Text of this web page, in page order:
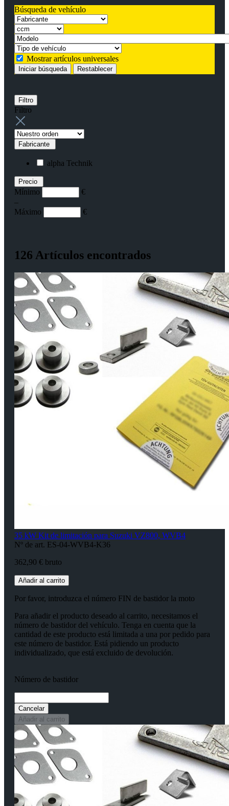
Búsqueda de vehículo
Mostrar artículos universales
Iniciar búsqueda Restablecer
Filtro
Filtro
Fabricante
alpha Technik
Precio
Mínimo
€
–
Máximo
€
126 Artículos encontrados
35 kW Kit de limitación para Suzuki VZ800, WVB4
Nº de art. ES-04-WVB4-K36
362,90 € bruto
Añadir al carrito
Por favor, introduzca el número FIN de bastidor la moto
Para añadir el producto deseado al carrito, necesitamos el
número de bastidor del vehículo. Tenga en cuenta que la
cantidad de este producto está limitada a una por pedido para
este número de bastidor. Está pidiendo un producto
individualizado, que está excluido de devolución.
Número de bastidor
Cancelar
Añadir al carrito